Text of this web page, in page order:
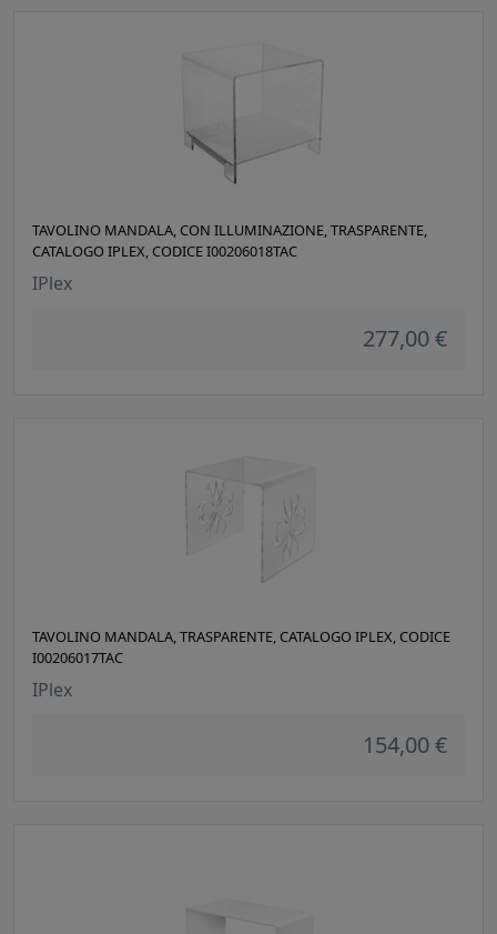
TAVOLINO MANDALA, CON ILLUMINAZIONE, TRASPARENTE,
CATALOGO IPLEX, CODICE I00206018TAC
IPlex
277,00 €
TAVOLINO MANDALA, TRASPARENTE, CATALOGO IPLEX, CODICE
I00206017TAC
IPlex
154,00 €